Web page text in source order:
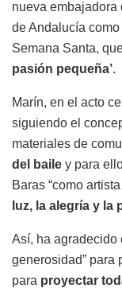
nueva embajadora
de Andalucía
Semana Santa,
pasión pequeña’.
Marín, en el acto
siguiendo el
materiales de
del baile y para
Baras “como
luz, la alegría y la
Así, ha agradecido
generosidad” para
para proyectar